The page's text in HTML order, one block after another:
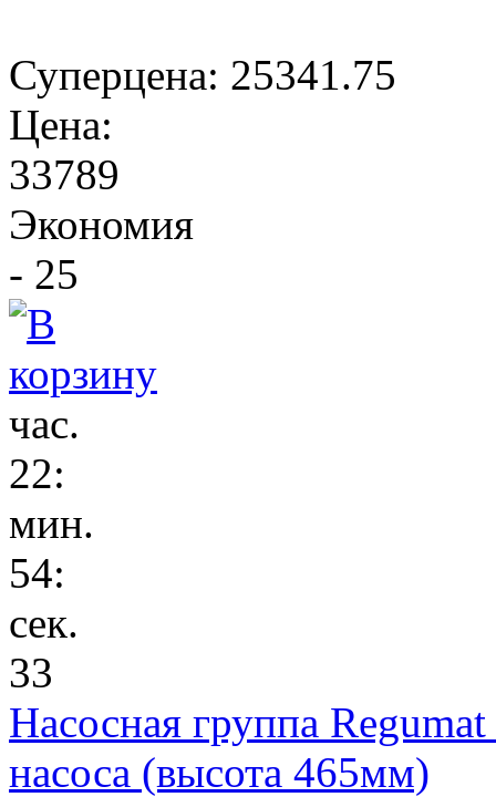
Суперцена: 25341.75
Цена:
33789
Экономия
- 25
час.
22:
мин.
54:
сек.
33
Насосная группа
насоса (высота 465мм)